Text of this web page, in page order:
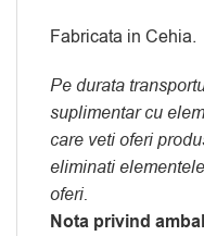
Fabricata in Cehia.
Pe durata
suplimentar cu
care veti oferi
eliminati
oferi.
Nota privind